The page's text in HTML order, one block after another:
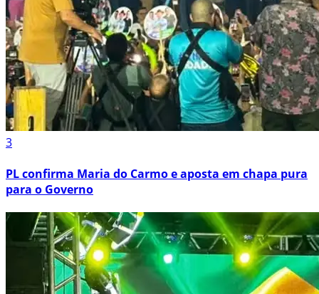
3
PL confirma Maria do Carmo e aposta em chapa pura
para o Governo